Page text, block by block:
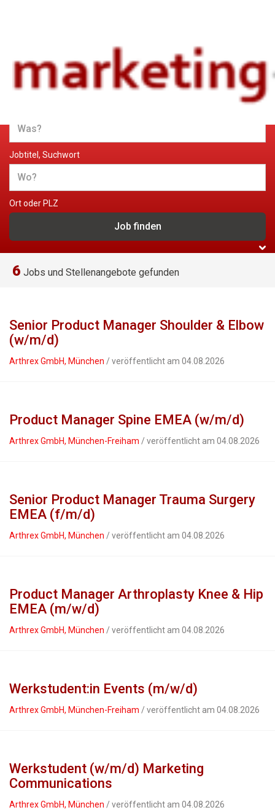
Jobs und Stellenangebote im
Marketing
Jobtitel, Suchwort
Ort oder PLZ
6 Jobs und Stellenangebote gefunden
Senior Product Manager Shoulder & Elbow
(w/m/d)
Arthrex GmbH, München / veröffentlicht am 04.08.2026
Product Manager Spine EMEA (w/m/d)
Arthrex GmbH, München-Freiham / veröffentlicht am 04.08.2026
Senior Product Manager Trauma Surgery
EMEA (f/m/d)
Arthrex GmbH, München / veröffentlicht am 04.08.2026
Product Manager Arthroplasty Knee & Hip
EMEA (m/w/d)
Arthrex GmbH, München / veröffentlicht am 04.08.2026
Werkstudent:in Events (m/w/d)
Arthrex GmbH, München-Freiham / veröffentlicht am 04.08.2026
Werkstudent (w/m/d) Marketing
Communications
Arthrex GmbH, München / veröffentlicht am 04.08.2026